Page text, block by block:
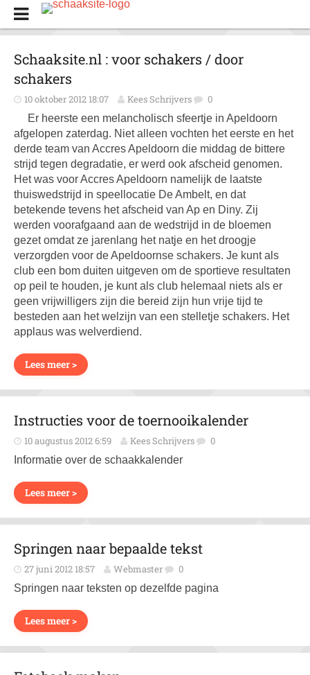
Schaaksite.nl : voor schakers / door
schakers
10 oktober 2012 18:07 Kees Schrijvers 0
Er heerste een melancholisch sfeertje in Apeldoorn
afgelopen zaterdag. Niet alleen vochten het eerste en het
derde team van Accres Apeldoorn die middag de bittere
strijd tegen degradatie, er werd ook afscheid genomen.
Het was voor Accres Apeldoorn namelijk de laatste
thuiswedstrijd in speellocatie De Ambelt, en dat
betekende tevens het afscheid van Ap en Diny. Zij
werden voorafgaand aan de wedstrijd in de bloemen
gezet omdat ze jarenlang het natje en het droogje
verzorgden voor de Apeldoornse schakers. Je kunt als
club een bom duiten uitgeven om de sportieve resultaten
op peil te houden, je kunt als club helemaal niets als er
geen vrijwilligers zijn die bereid zijn hun vrije tijd te
besteden aan het welzijn van een stelletje schakers. Het
applaus was welverdiend.
Lees meer >
Instructies voor de toernooikalender
10 augustus 2012 6:59 Kees Schrijvers 0
Informatie over de schaakkalender
Lees meer >
Springen naar bepaalde tekst
27 juni 2012 18:57 Webmaster 0
Springen naar teksten op dezelfde pagina
Lees meer >